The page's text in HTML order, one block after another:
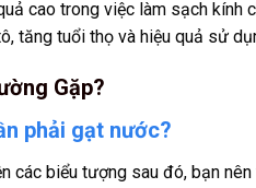
cao trong việc làm sạch
tăng tuổi thọ và hiệu quả sử
Gặp?
phải gạt nước?
các biểu tượng sau đó, bạn